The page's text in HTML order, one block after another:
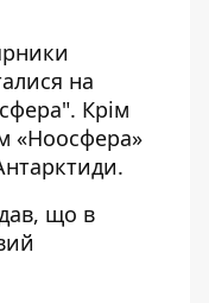
на
Крім
«Ноосфера»
.
що в